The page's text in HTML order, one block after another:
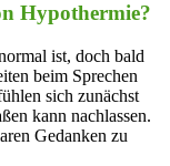
Hypothermie?
ist, doch bald
beim Sprechen
sich zunächst
kann nachlassen.
Gedanken zu